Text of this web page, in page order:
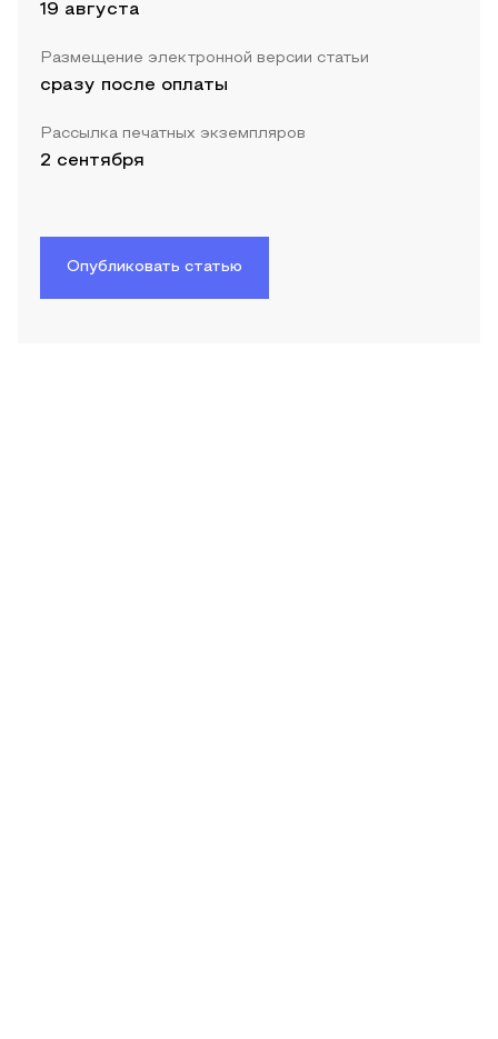
19 августа
Размещение электронной версии статьи
сразу после оплаты
Рассылка печатных экземпляров
2 сентября
Опубликовать статью